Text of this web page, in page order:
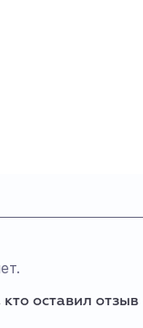
оставил